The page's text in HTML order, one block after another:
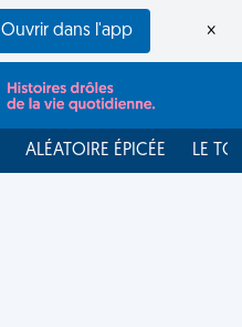
Ouvrir dans l'app ×
ALÉATOIRE ÉPICÉE LE